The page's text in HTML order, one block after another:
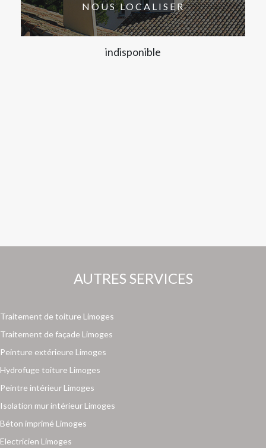
NOUS LOCALISER
indisponible
AUTRES SERVICES
Traitement de toiture Limoges
Traitement de façade Limoges
Peinture extérieure Limoges
Hydrofuge toiture Limoges
Peintre intérieur Limoges
Isolation mur intérieur Limoges
Béton imprimé Limoges
Electricien Limoges